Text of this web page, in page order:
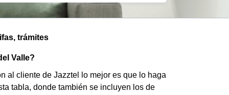
trámites
Valle?
al cliente de Jazztel lo mejor es que lo haga
tabla, donde también se incluyen los de